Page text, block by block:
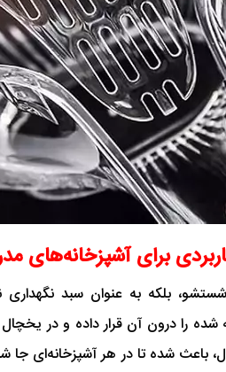
برای آشپزخانه‌های
بلکه به عنوان سبد نگهداری
را درون آن قرار داده و در
باعث شده تا در هر آشپزخانه‌ای جا